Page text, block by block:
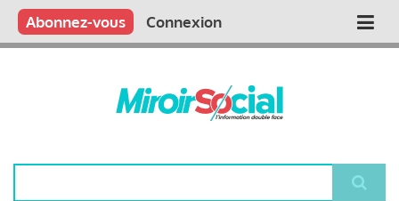
Aller
contenu
Main
Qui sommes nous ?
Vous publiez
Nous publions
Contactez-nous
Abonnez-vous Connexion